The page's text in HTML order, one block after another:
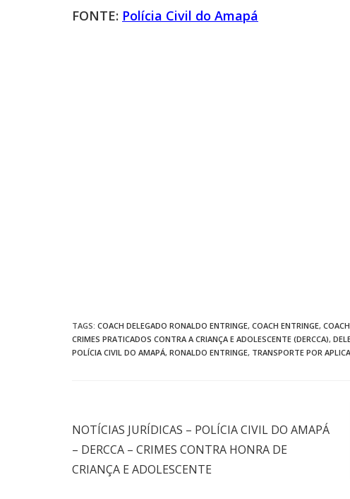
FONTE: Polícia Civil do Amapá
TAGS: COACH DELEGADO RONALDO ENTRINGE, COACH ENTRINGE,
CRIMES PRATICADOS CONTRA A CRIANÇA E ADOLESCENTE (DERCCA),
POLÍCIA CIVIL DO AMAPÁ, RONALDO ENTRINGE, TRANSPORTE POR
NOTÍCIAS JURÍDICAS – POLÍCIA CIVIL DO AMAPÁ
– DERCCA – CRIMES CONTRA HONRA DE
CRIANÇA E ADOLESCENTE